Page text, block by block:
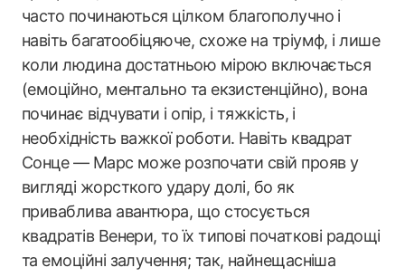
часто починаються цілком благополучно і
навіть багатообіцяюче, схоже на тріумф, і лише
коли людина достатньою мірою включається
(емоційно, ментально та екзистенційно), вона
починає відчувати і опір, і тяжкість, і
необхідність важкої роботи. Навіть квадрат
Сонце — Марс може розпочати свій прояв у
вигляді жорсткого удару долі, бо як
приваблива авантюра, що стосується
квадратів Венери, то їх типові початкові радощі
та емоційні залучення; так, найнещасніша